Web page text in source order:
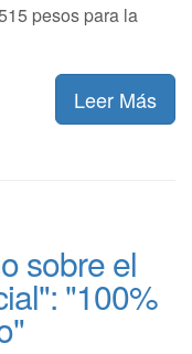
pesos para la
Leer Más
sobre el
"100%